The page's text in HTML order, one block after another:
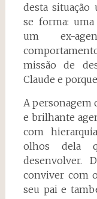
desta situação
se forma:
um ex-
missão de
Claude e
A personagem
e brilhante
com
olhos dela
desenvolver.
conviver com
seu pai e